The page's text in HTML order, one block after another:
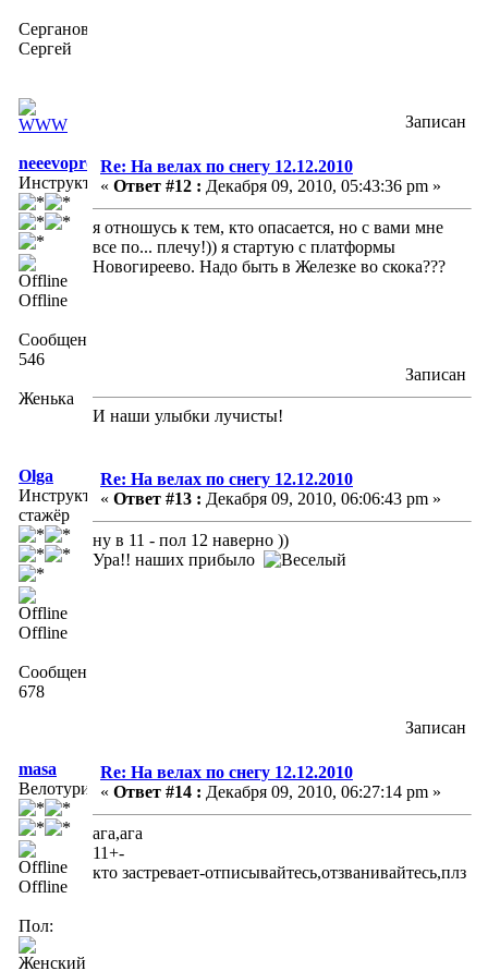
Серганов
Сергей
Записан
neeevopros
Инструктор
Offline
Сообщений:
546
Женька
Re: На велах по снегу 12.12.2010
« Ответ #12 : Декабря 09, 2010, 05:43:36 pm »
я отношусь к тем, кто опасается, но с вами мне
все по... плечу!)) я стартую с платформы
Новогиреево. Надо быть в Железке во скока???
Записан
И наши улыбки лучисты!
Olga
Инструктор-
стажёр
Offline
Сообщений:
678
Re: На велах по снегу 12.12.2010
« Ответ #13 : Декабря 09, 2010, 06:06:43 pm »
ну в 11 - пол 12 наверно ))
Ура!! наших прибыло
Записан
masa
Велотурист
Offline
Пол:
Re: На велах по снегу 12.12.2010
« Ответ #14 : Декабря 09, 2010, 06:27:14 pm »
ага,ага
11+-
кто застревает-отписывайтесь,отзванивайтесь,плз